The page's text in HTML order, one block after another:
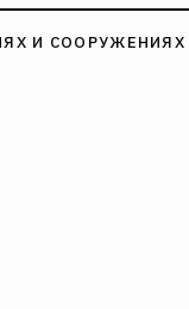
И СООРУЖЕНИЯХ